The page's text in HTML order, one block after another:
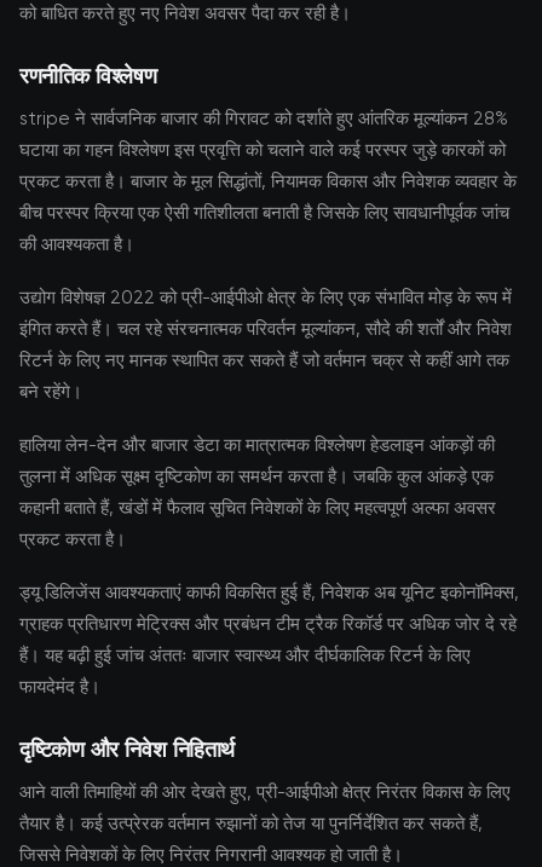
को बाधित करते हुए नए निवेश अवसर पैदा कर रही है।
रणनीतिक विश्लेषण
stripe ने सार्वजनिक बाजार की गिरावट को दर्शाते हुए आंतरिक मूल्यांकन 28%
घटाया का गहन विश्लेषण इस प्रवृत्ति को चलाने वाले कई परस्पर जुड़े कारकों को
प्रकट करता है। बाजार के मूल सिद्धांतों, नियामक विकास और निवेशक व्यवहार के
बीच परस्पर क्रिया एक ऐसी गतिशीलता बनाती है जिसके लिए सावधानीपूर्वक जांच
की आवश्यकता है।
उद्योग विशेषज्ञ 2022 को प्री-आईपीओ क्षेत्र के लिए एक संभावित मोड़ के रूप में
इंगित करते हैं। चल रहे संरचनात्मक परिवर्तन मूल्यांकन, सौदे की शर्तों और निवेश
रिटर्न के लिए नए मानक स्थापित कर सकते हैं जो वर्तमान चक्र से कहीं आगे तक
बने रहेंगे।
हालिया लेन-देन और बाजार डेटा का मात्रात्मक विश्लेषण हेडलाइन आंकड़ों की
तुलना में अधिक सूक्ष्म दृष्टिकोण का समर्थन करता है। जबकि कुल आंकड़े एक
कहानी बताते हैं, खंडों में फैलाव सूचित निवेशकों के लिए महत्वपूर्ण अल्फा अवसर
प्रकट करता है।
ड्यू डिलिजेंस आवश्यकताएं काफी विकसित हुई हैं, निवेशक अब यूनिट इकोनॉमिक्स,
ग्राहक प्रतिधारण मेट्रिक्स और प्रबंधन टीम ट्रैक रिकॉर्ड पर अधिक जोर दे रहे
हैं। यह बढ़ी हुई जांच अंततः बाजार स्वास्थ्य और दीर्घकालिक रिटर्न के लिए
फायदेमंद है।
दृष्टिकोण और निवेश निहितार्थ
आने वाली तिमाहियों की ओर देखते हुए, प्री-आईपीओ क्षेत्र निरंतर विकास के लिए
तैयार है। कई उत्प्रेरक वर्तमान रुझानों को तेज या पुनर्निर्देशित कर सकते हैं,
जिससे निवेशकों के लिए निरंतर निगरानी आवश्यक हो जाती है।